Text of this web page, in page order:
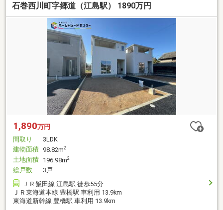
石巻西川町字郷道（江島駅） 1890万円
1,890万円
間取り
3LDK
建物面積 98.82m2
土地面積 196.98m2
総戸数
3戸
ＪＲ飯田線 江島駅 徒歩55分
ＪＲ東海道本線 豊橋駅 車利用 13.9km
東海道新幹線 豊橋駅 車利用 13.9km